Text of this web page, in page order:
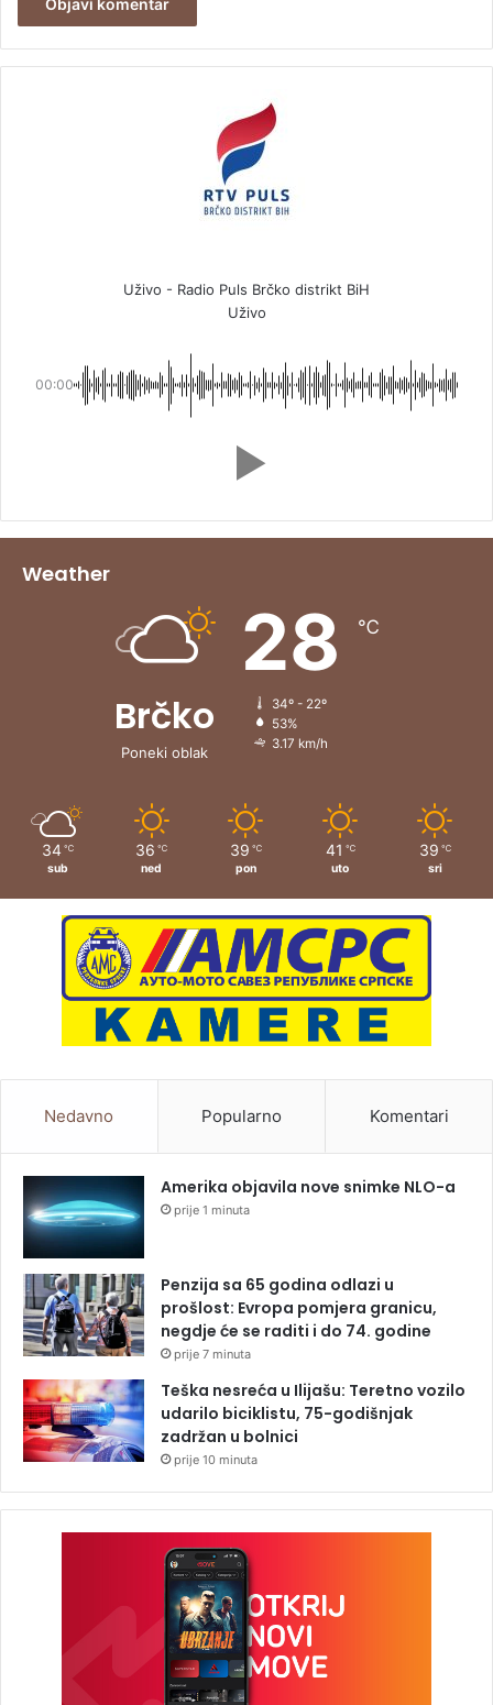
Uživo - Radio Puls Brčko distrikt BiH
Uživo
00:00
Weather
Brčko
Poneki oblak
28 ℃
34º - 22º
53%
3.17 km/h
34 ℃
sub
36 ℃
ned
39 ℃
pon
41 ℃
uto
39 ℃
sri
Nedavno Popularno Komentari
Amerika objavila nove snimke NLO-a
prije 1 minuta
Penzija sa 65 godina odlazi u
prošlost: Evropa pomjera granicu,
negdje će se raditi i do 74. godine
prije 7 minuta
Teška nesreća u Ilijašu: Teretno vozilo
udarilo biciklistu, 75-godišnjak
zadržan u bolnici
prije 10 minuta